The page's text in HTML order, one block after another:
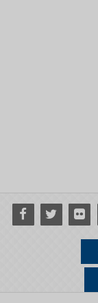
Facebook
Twitter Flickr